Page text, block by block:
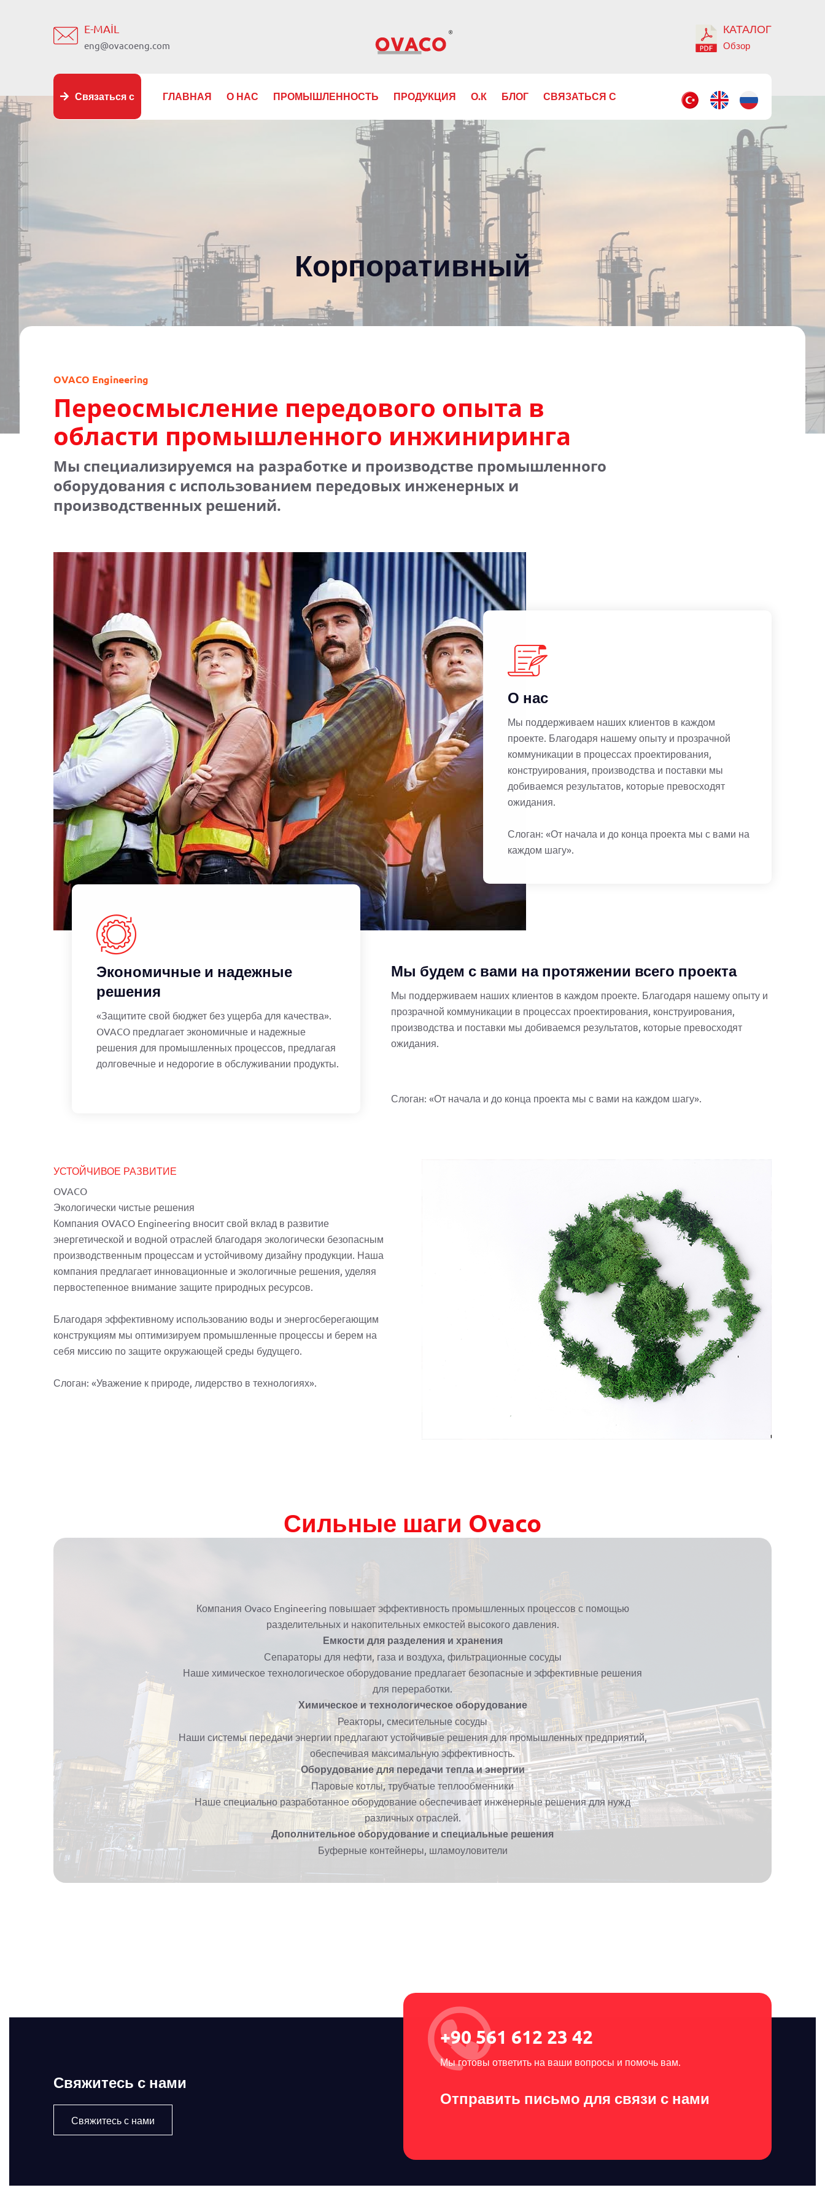
E-MAIL
eng@ovacoeng.com
КАТАЛОГ
Обзор
Связаться с ГЛАВНАЯ О НАС ПРОМЫШЛЕННОСТЬ ПРОДУКЦИЯ О.К БЛОГ СВЯЗАТЬСЯ С
Корпоративный
OVACO Engineering
Переосмысление передового опыта в
области промышленного инжиниринга
Мы специализируемся на разработке и производстве промышленного
оборудования с использованием передовых инженерных и
производственных решений.
О нас
Мы поддерживаем наших клиентов в каждом
проекте. Благодаря нашему опыту и прозрачной
коммуникации в процессах проектирования,
конструирования, производства и поставки мы
добиваемся результатов, которые превосходят
ожидания.
Слоган: «От начала и до конца проекта мы с вами на
каждом шагу».
Экономичные и надежные
решения
«Защитите свой бюджет без ущерба для качества».
OVACO предлагает экономичные и надежные
решения для промышленных процессов, предлагая
долговечные и недорогие в обслуживании продукты.
Мы будем с вами на протяжении всего проекта
Мы поддерживаем наших клиентов в каждом проекте. Благодаря нашему опыту и
прозрачной коммуникации в процессах проектирования, конструирования,
производства и поставки мы добиваемся результатов, которые превосходят
ожидания.
Слоган: «От начала и до конца проекта мы с вами на каждом шагу».
УСТОЙЧИВОЕ РАЗВИТИЕ
OVACO
Экологически чистые решения
Компания OVACO Engineering вносит свой вклад в развитие
энергетической и водной отраслей благодаря экологически безопасным
производственным процессам и устойчивому дизайну продукции. Наша
компания предлагает инновационные и экологичные решения, уделяя
первостепенное внимание защите природных ресурсов.
Благодаря эффективному использованию воды и энергосберегающим
конструкциям мы оптимизируем промышленные процессы и берем на
себя миссию по защите окружающей среды будущего.
Слоган: «Уважение к природе, лидерство в технологиях».
Сильные шаги Ovaco
Компания Ovaco Engineering повышает эффективность промышленных процессов с помощью
разделительных и накопительных емкостей высокого давления.
Емкости для разделения и хранения
Сепараторы для нефти, газа и воздуха, фильтрационные сосуды
Наше химическое технологическое оборудование предлагает безопасные и эффективные решения
для переработки.
Химическое и технологическое оборудование
Реакторы, смесительные сосуды
Наши системы передачи энергии предлагают устойчивые решения для промышленных предприятий,
обеспечивая максимальную эффективность.
Оборудование для передачи тепла и энергии
Паровые котлы, трубчатые теплообменники
Наше специально разработанное оборудование обеспечивает инженерные решения для нужд
различных отраслей.
Дополнительное оборудование и специальные решения
Буферные контейнеры, шламоуловители
Свяжитесь с нами
Свяжитесь с нами
+90 561 612 23 42
Мы готовы ответить на ваши вопросы и помочь вам.
Отправить письмо для связи с нами